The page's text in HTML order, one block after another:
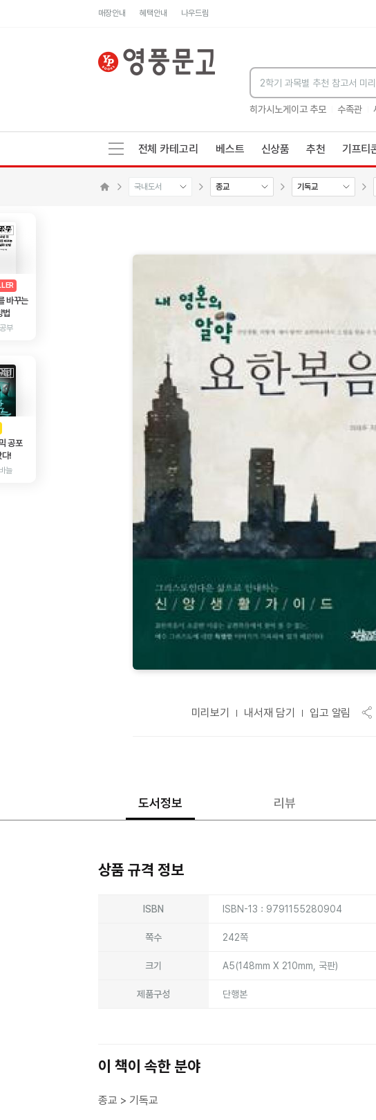
매장안내 혜택안내 나우드림
히가시노게이고 추모 수족관
전체 카테고리 베스트 신상품 추천 기프티
국내도서 종교 기독교
AD
바꾸는
법
부
AD
공포
다!
늘
미리보기 내서재 담기 입고 알림
도서정보 리뷰
상품 규격 정보
ISBN ISBN-13 : 9791155280904
쪽수 242쪽
크기 A5(148mm X 210mm, 국판)
제품구성 단행본
이 책이 속한 분야
종교 > 기독교